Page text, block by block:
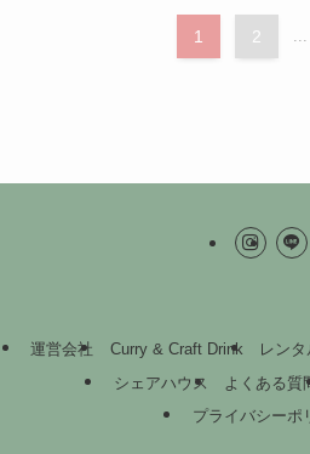
1 2 ...
運営会社 Curry & Craft Drink レン
シェアハウス
よくある質
プライバシーポ